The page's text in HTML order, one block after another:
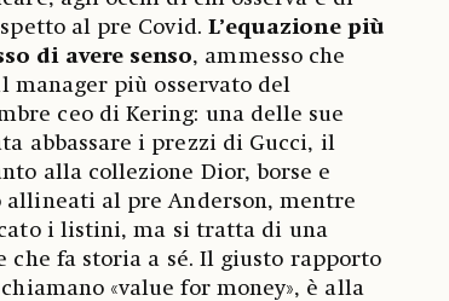
al pre Covid. L’equazione più
di avere senso, ammesso che
manager più osservato del
ceo di Kering: una delle sue
abbassare i prezzi di Gucci, il
alla collezione Dior, borse e
allineati al pre Anderson, mentre
i listini, ma si tratta di una
che fa storia a sé. Il giusto rapporto
«value for money», è alla